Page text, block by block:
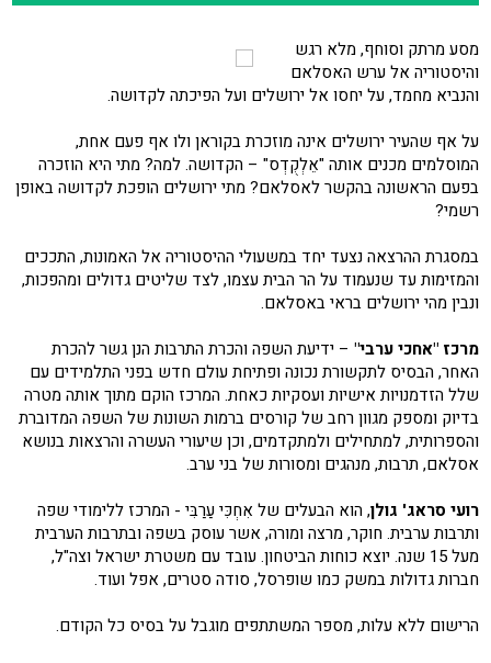
מסע מרתק וסוחף, מלא רגש
והיסטוריה אל ערש האסלאם
והנביא מחמד, על יחסו אל ירושלים ועל הפיכתה לקדושה.
על אף שהעיר ירושלים אינה מוזכרת בקוראן ולו אף פעם אחת,
המוסלמים מכנים אותה "אֵלְקֻדְס" – הקדושה. למה? מתי היא הוזכרה
בפעם הראשונה בהקשר לאסלאם? מתי ירושלים הופכת לקדושה באופן
רשמי?
במסגרת ההרצאה נצעד יחד במשעולי ההיסטוריה אל האמונות, התככים
והמזימות עד שנעמוד על הר הבית עצמו, לצד שליטים גדולים ומהפכות,
ונבין מהי ירושלים בראי באסלאם.
מרכז "אחכי ערבי" – ידיעת השפה והכרת התרבות הנן גשר להכרת
האחר, הבסיס לתקשורת נכונה ופתיחת עולם חדש בפני התלמידים עם
שלל הזדמנויות אישיות ועסקיות כאחת. המרכז הוקם מתוך אותה מטרה
בדיוק ומספק מגוון רחב של קורסים ברמות השונות של השפה המדוברת
והספרותית, למתחילים ולמתקדמים, וכן שיעורי העשרה והרצאות בנושא
אסלאם, תרבות, מנהגים ומסורות של בני ערב.
רועי סראג' גולן, הוא הבעלים של אִחְכִּי עַרַבִּי - המרכז ללימודי שפה
ותרבות ערבית. חוקר, מרצה ומורה, אשר עוסק בשפה ובתרבות הערבית
מעל 15 שנה. יוצא כוחות הביטחון. עובד עם משטרת ישראל וצה"ל,
חברות גדולות במשק כמו שופרסל, סודה סטרים, אפל ועוד.
הרישום ללא עלות, מספר המשתתפים מוגבל על בסיס כל הקודם.